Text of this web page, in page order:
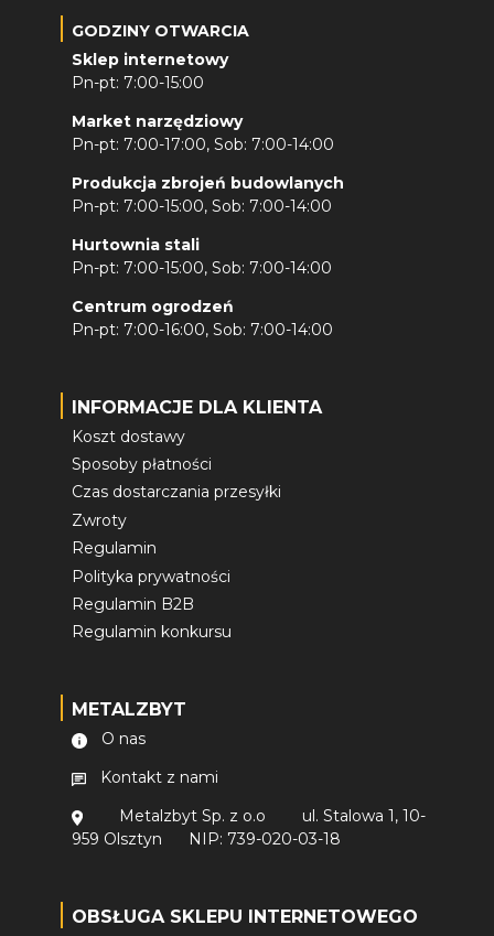
GODZINY OTWARCIA
Sklep internetowy
Pn-pt: 7:00-15:00
Market narzędziowy
Pn-pt: 7:00-17:00, Sob: 7:00-14:00
Produkcja zbrojeń budowlanych
Pn-pt: 7:00-15:00, Sob: 7:00-14:00
Hurtownia stali
Pn-pt: 7:00-15:00, Sob: 7:00-14:00
Centrum ogrodzeń
Pn-pt: 7:00-16:00, Sob: 7:00-14:00
INFORMACJE DLA KLIENTA
Koszt dostawy
Sposoby płatności
Czas dostarczania przesyłki
Zwroty
Regulamin
Polityka prywatności
Regulamin B2B
Regulamin konkursu
METALZBYT
O nas
Kontakt z nami
Metalzbyt Sp. z o.o
ul. Stalowa 1, 10-
959 Olsztyn
NIP: 739-020-03-18
OBSŁUGA SKLEPU INTERNETOWEGO